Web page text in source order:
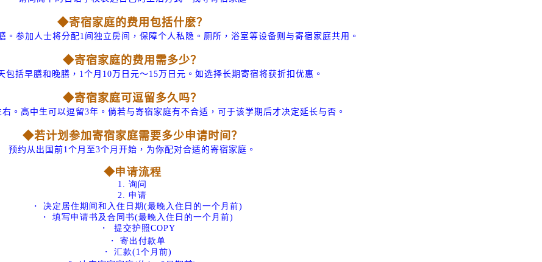
◆寄宿家庭的费用包括什麽？
。参加人士将分配1 间独立房间，保障个人私隐。厕所，浴室等设备则与寄宿家庭共用。
◆寄宿家庭的费用需多少？
包括早膳和晚膳， 1个月 10 万日元～15 万日元。如选择长期寄宿将获折扣优惠。
◆寄宿家庭可逗留多久吗？
右。高中生可以逗留3年。倘若与寄宿家庭有不合适，可于该学期后才决定延长与否。
◆若计划参加寄宿家庭需要多少申请时间？
预约从出国前1个月至3个月开始，为你配对合适的寄宿家庭。
◆申请流程
1. 询问
2. 申请
・ 决定居住期间和入住日期 (最晚入住日的一个月前)
・ 填写申请书及合同书(最晚入住日的一个月前)
・
提交护照COPY
・ 寄出 付款单
・ 汇款(1个月前)